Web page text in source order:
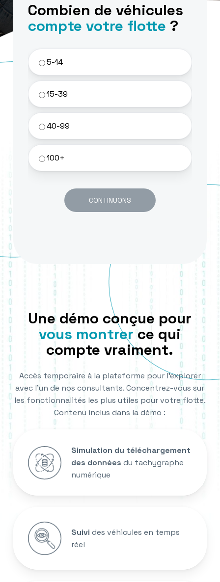
Combien de véhicules
compte votre flotte ?
5-14
15-39
40-99
100+
CONTINUONS
Une démo conçue pour
vous montrer ce qui
compte vraiment.
Accès temporaire à la plateforme pour l’explorer
avec l’un de nos consultants. Concentrez-vous sur
les fonctionnalités les plus utiles pour votre flotte.
Contenu inclus dans la démo :
Simulation du téléchargement
des données du tachygraphe
numérique
Suivi des véhicules en temps
réel